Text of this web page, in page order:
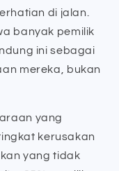
di jalan.
banyak pemilik
ini sebagai
mereka, bukan
yang
kerusakan
yang tidak